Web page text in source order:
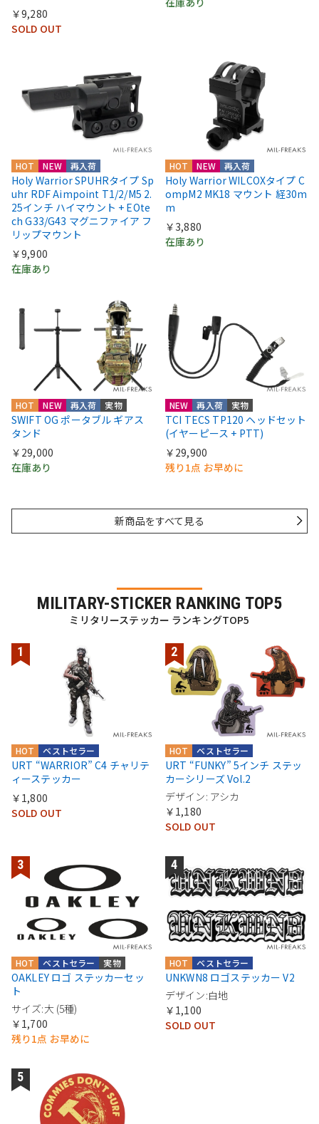
￥9,280
SOLD OUT
HOT NEW 再入荷
Holy Warrior SPUHRタイプ Sp
uhr RDF Aimpoint T1/2/M5 2.
25インチ ハイマウント + EOte
ch G33/G43 マグニファイア フ
リップマウント
￥9,900
在庫あり
HOT NEW 再入荷
Holy Warrior WILCOXタイプ C
ompM2 MK18 マウント 経30m
m
￥3,880
在庫あり
HOT NEW 再入荷 実物
SWIFT OG ポータブル ギアス
タンド
￥29,000
在庫あり
NEW 再入荷 実物
TCI TECS TP120 ヘッドセット
(イヤーピース + PTT)
￥29,900
残り1点 お早めに
新商品をすべて見る
MILITARY-STICKER RANKING TOP5
ミリタリーステッカー ランキングTOP5
ベストセラー
HOT
URT “WARRIOR” C4 チャリテ
ィーステッカー
￥1,800
SOLD OUT
ベストセラー
HOT
URT “FUNKY” 5インチ ステッ
カーシリーズ Vol.2
デザイン: アシカ
￥1,180
SOLD OUT
実物
ベストセラー
HOT
OAKLEY ロゴ ステッカーセッ
ト
サイズ:大 (5種)
￥1,700
残り1点 お早めに
ベストセラー
HOT
UNKWN8 ロゴステッカー V2
デザイン:白地
￥1,100
SOLD OUT